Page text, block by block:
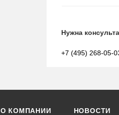
Нужна
+7 (495) 268-05-
О КОМПАНИИ НОВОСТИ